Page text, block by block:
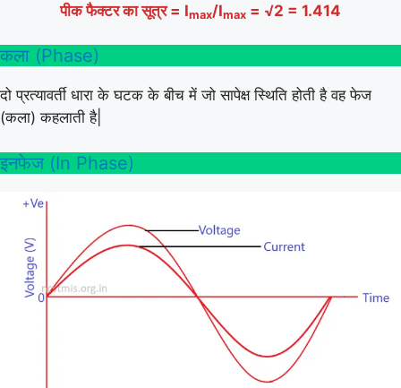
पीक फैक्टर का सूत्र = Imax/Imax = √2 = 1.414
कला (Phase)
दो प्रत्यावर्ती धारा के घटक के बीच में जो सापेक्ष स्थिति होती है वह फेज
(कला) कहलाती है|
इनफेज (In Phase)